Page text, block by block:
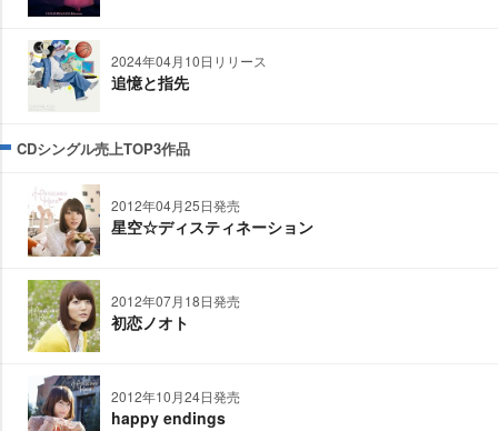
2024年04月10日リリース
追憶と指先
CDシングル売上TOP3作品
2012年04月25日発売
星空☆ディスティネーション
2012年07月18日発売
初恋ノオト
2012年10月24日発売
happy endings